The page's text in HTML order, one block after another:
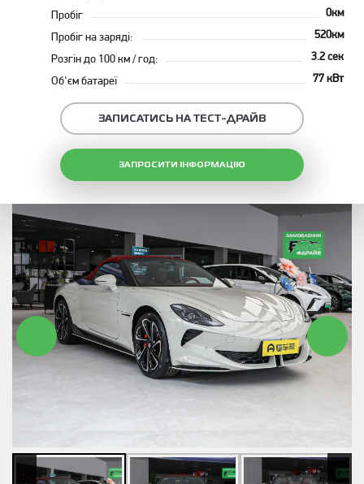
Пробіг 0км
Пробіг на заряді: 520км
Розгін до 100 км / год: 3.2 сек
Об'єм батареї 77 кВт
ЗАПИСАТИСЬ НА ТЕСТ-ДРАЙВ
ЗАПРОСИТИ ІНФОРМАЦІЮ